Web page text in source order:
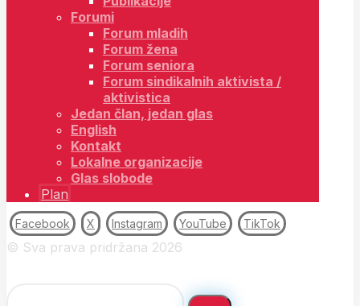
Forumi
Forum mladih
Forum žena
Forum seniora
Forum sindikalnih aktivista /
aktivistica
Jedan član, jedan glas
English
Kontakt
Lokalne organizacije
Glas slobode
Plan
Facebook X Instagram YouTube TikTok
© Sva prava pridržana 2026